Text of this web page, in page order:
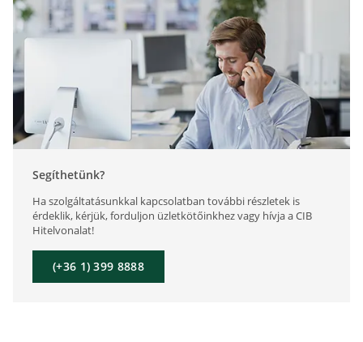
Segíthetünk?
Ha szolgáltatásunkkal kapcsolatban további részletek is
érdeklik, kérjük, forduljon üzletkötőinkhez vagy hívja a CIB
Hitelvonalat!
(+36 1) 399 8888